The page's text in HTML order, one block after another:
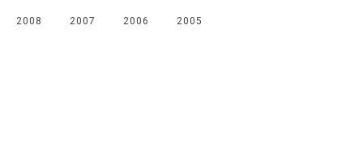
2008 2007 2006 2005